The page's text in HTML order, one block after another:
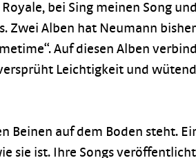
bei Sing meinen Song
Zwei Alben hat Neumann
Auf diesen Alben
Leichtigkeit und
auf dem Boden steht.
sie ist. Ihre Songs